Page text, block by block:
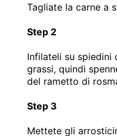
Tagliate la carne a
Step 2
Infilateli su spiedini
grassi, quindi
del rametto di
Step 3
Mettete gli